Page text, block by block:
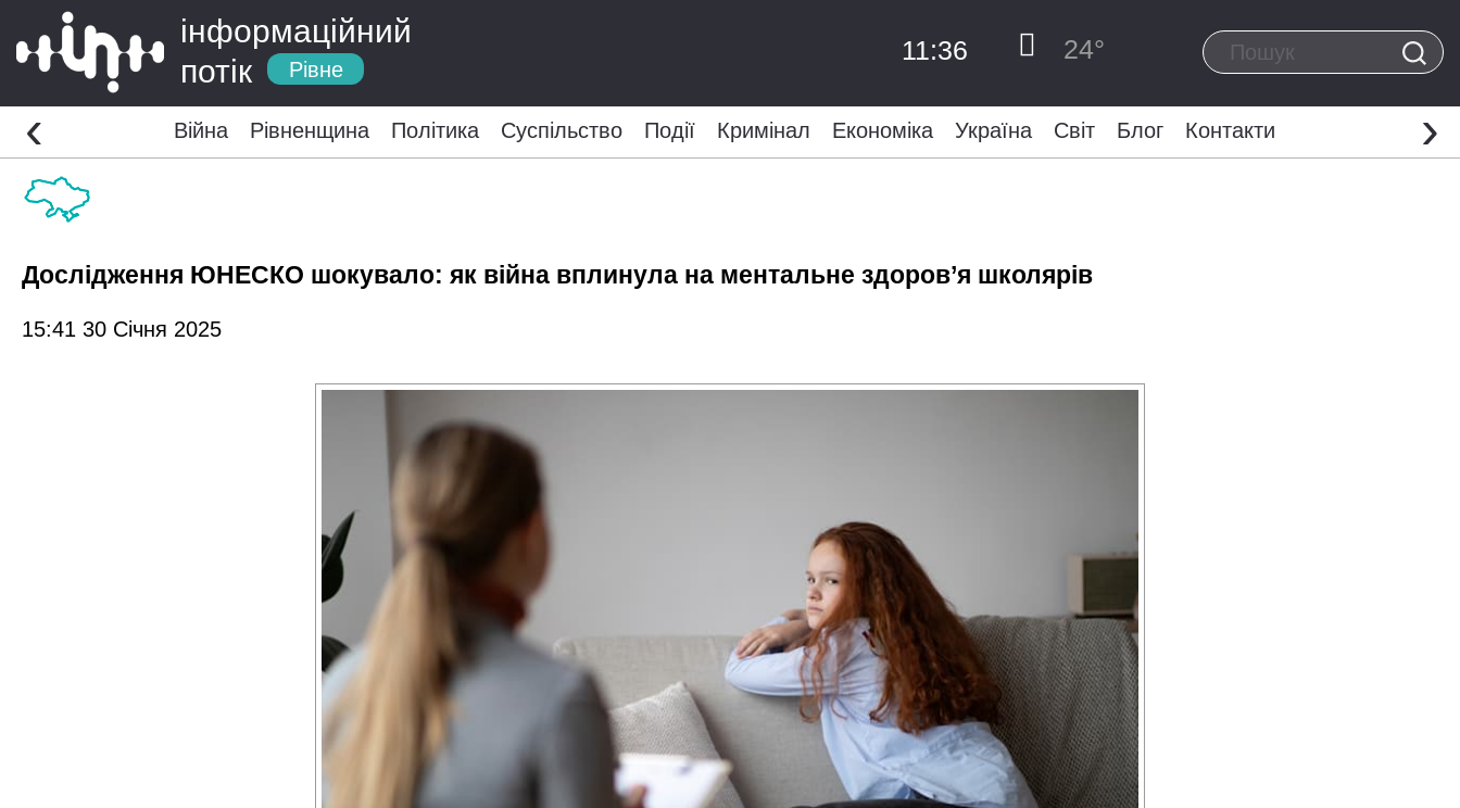
інформаційний
потік
Рівне
11:36 24°
Війна Рівненщина Політика Суспільство Події Кримінал Економіка Україна Світ Блог Контакти
‹ ›
Дослідження ЮНЕСКО шокувало: як війна вплинула на ментальне здоров’я школярів
15:41 30 Січня 2025